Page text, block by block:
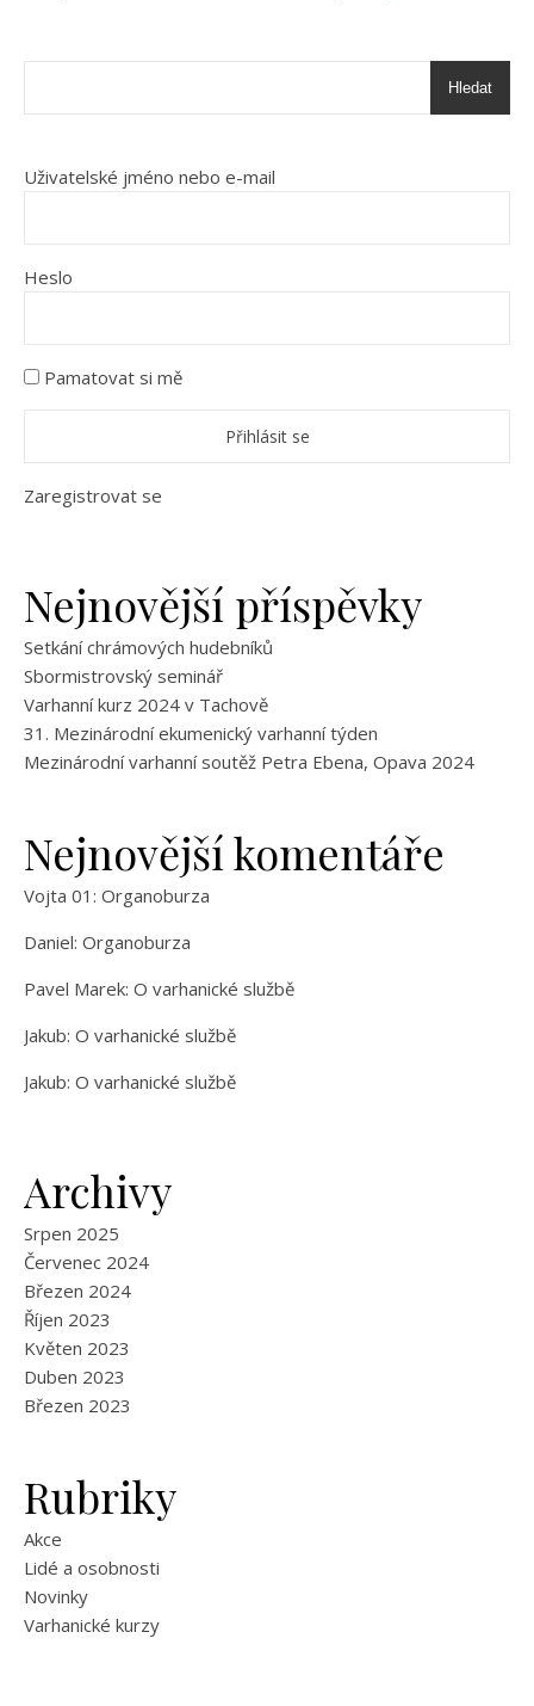
Hledat
Uživatelské jméno nebo e-mail
Heslo
Pamatovat si mě
Zaregistrovat se
Nejnovější příspěvky
Setkání chrámových hudebníků
Sbormistrovský seminář
Varhanní kurz 2024 v Tachově
31. Mezinárodní ekumenický varhanní týden
Mezinárodní varhanní soutěž Petra Ebena, Opava 2024
Nejnovější komentáře
Vojta 01 : Organoburza
Daniel: Organoburza
Pavel Marek: O varhanické službě
Jakub: O varhanické službě
Jakub: O varhanické službě
Archivy
Srpen 2025
Červenec 2024
Březen 2024
Říjen 2023
Květen 2023
Duben 2023
Březen 2023
Rubriky
Akce
Lidé a osobnosti
Novinky
Varhanické kurzy